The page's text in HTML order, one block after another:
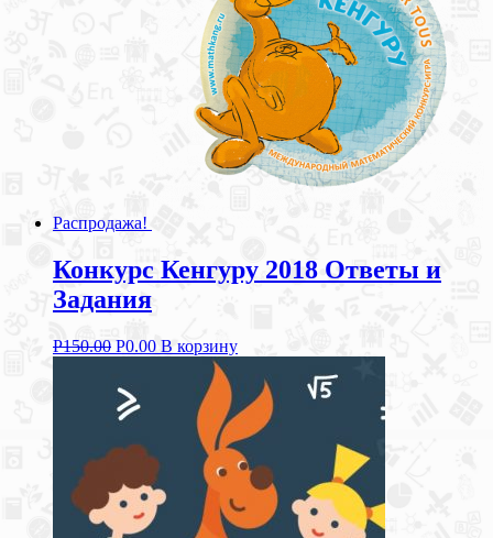
Распродажа!
Конкурс Кенгуру 2018 Ответы и
Задания
Р150.00 Р0.00 В корзину